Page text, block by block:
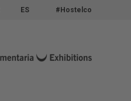
ES #Hostelco